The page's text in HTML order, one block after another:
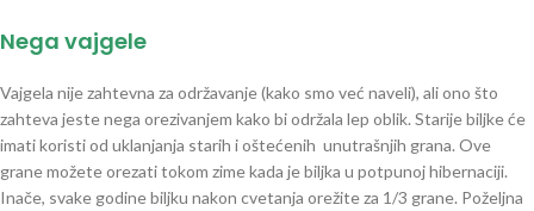
Nega vajgele
Vajgela nije zahtevna za održavanje (kako smo već naveli), ali ono što
zahteva jeste nega orezivanjem kako bi održala lep oblik. Starije biljke će
imati koristi od uklanjanja starih i oštećenih unutrašnjih grana. Ove
grane možete orezati tokom zime kada je biljka u potpunoj hibernaciji.
Inače, svake godine biljku nakon cvetanja orežite za 1/3 grane. Poželjna